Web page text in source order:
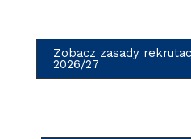
Zobacz zasady
2026/27